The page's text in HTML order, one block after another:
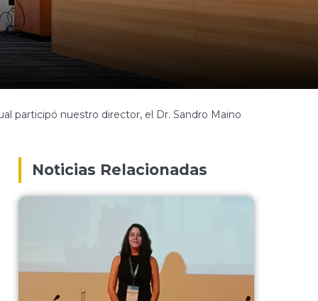
participó nuestro director, el Dr. Sandro Maino
Noticias Relacionadas